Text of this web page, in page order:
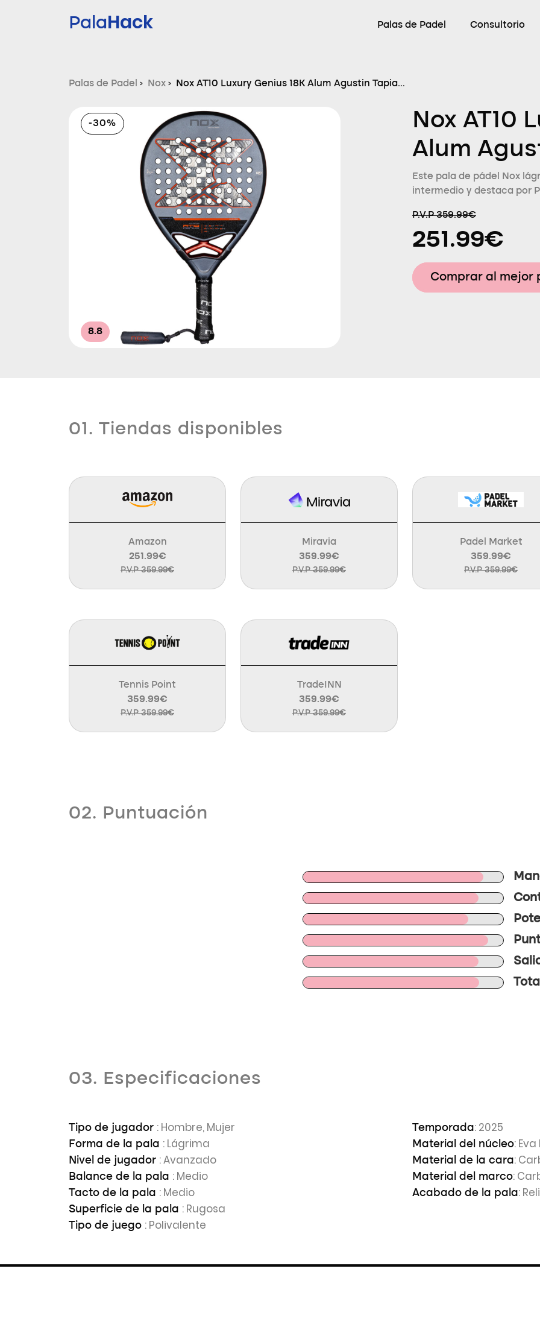
PalaHack Palas de Padel Consultorio
Palas de Padel › Nox ›
Nox AT10 Luxury Genius 18K Alum Agustin Tapia
-30%
8.8
Nox AT10
Alum
Este pala de pádel Nox
intermedio y destaca por
P.V.P 359.99€
251.99€
Comprar al mejor
01. Tiendas disponibles
Amazon
251.99€
P.V.P 359.99€
Miravia
359.99€
P.V.P 359.99€
Padel Market
359.99€
P.V.P 359.99€
Tennis Point
359.99€
P.V.P 359.99€
TradeINN
359.99€
P.V.P 359.99€
02. Puntuación
03. Especificaciones
Tipo de jugador : Hombre, Mujer
Forma de la pala : Lágrima
Nivel de jugador : Avanzado
Balance de la pala : Medio
Tacto de la pala : Medio
Superficie de la pala : Rugosa
Tipo de juego : Polivalente
Temporada: 2025
Material del núcleo:
Material de la cara:
Material del marco:
Acabado de la pala: